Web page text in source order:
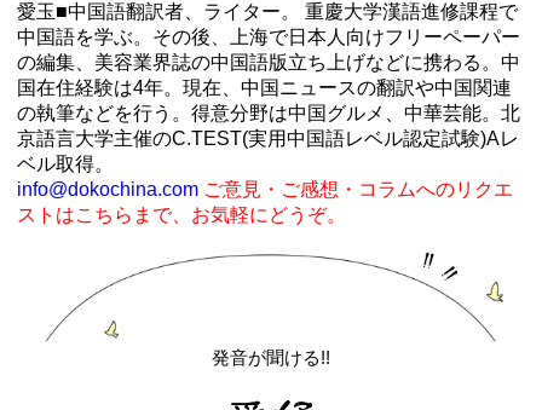
愛玉■中国語翻訳者、ライター。 重慶大学漢語進修課程で
中国語を学ぶ。その後、上海で日本人向けフリーペーパー
の編集、美容業界誌の中国語版立ち上げなどに携わる。中
国在住経験は4年。現在、中国ニュースの翻訳や中国関連
の執筆などを行う。得意分野は中国グルメ、中華芸能。北
京語言大学主催のC.TEST(実用中国語レベル認定試験)Aレ
ベル取得。
info@dokochina.com ご意見・ご感想・コラムへのリクエ
ストはこちらまで、お気軽にどうぞ。
発音が聞ける!!